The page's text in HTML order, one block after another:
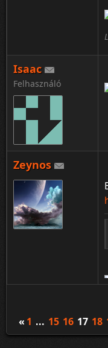
Isaac
Felhasználó
Zeynos
« 1 ... 15 16 17 18